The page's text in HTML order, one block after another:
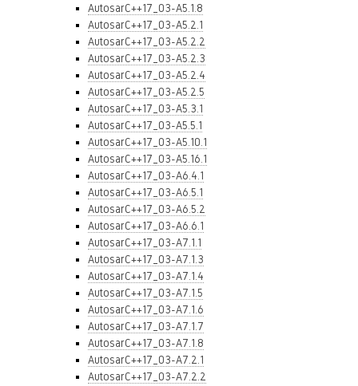
AutosarC++17_03-A5.1.8
AutosarC++17_03-A5.2.1
AutosarC++17_03-A5.2.2
AutosarC++17_03-A5.2.3
AutosarC++17_03-A5.2.4
AutosarC++17_03-A5.2.5
AutosarC++17_03-A5.3.1
AutosarC++17_03-A5.5.1
AutosarC++17_03-A5.10.1
AutosarC++17_03-A5.16.1
AutosarC++17_03-A6.4.1
AutosarC++17_03-A6.5.1
AutosarC++17_03-A6.5.2
AutosarC++17_03-A6.6.1
AutosarC++17_03-A7.1.1
AutosarC++17_03-A7.1.3
AutosarC++17_03-A7.1.4
AutosarC++17_03-A7.1.5
AutosarC++17_03-A7.1.6
AutosarC++17_03-A7.1.7
AutosarC++17_03-A7.1.8
AutosarC++17_03-A7.2.1
AutosarC++17_03-A7.2.2